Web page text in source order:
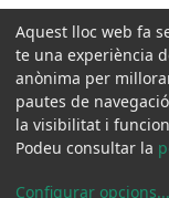
Aquest lloc web fa
te una experiència
anònima per
pautes de
la visibilitat i
Podeu consultar la
Configurar opcions...